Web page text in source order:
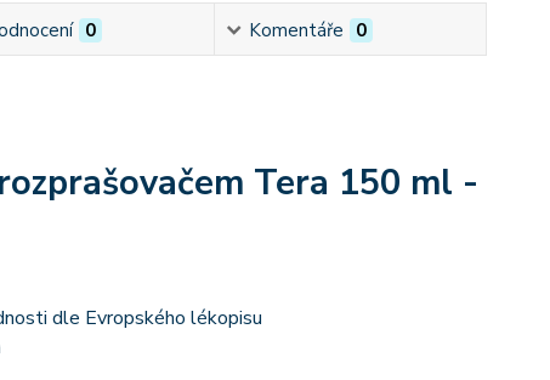
0 Komentáře 0
Tera 150 ml -
dle Evropského lékopisu